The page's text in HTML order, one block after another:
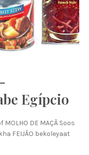
Egípcio
MOLHO DE MAÇÃ Soos
FEIJÃO bekoleyaat